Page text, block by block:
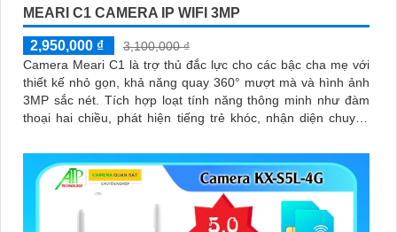
MEARI C1 CAMERA IP WIFI 3MP
2,950,000 ₫
3,100,000 ₫
Camera Meari C1 là trợ thủ đắc lực cho các bậc cha mẹ với
thiết kế nhỏ gọn, khả năng quay 360° mượt mà và hình ảnh
3MP sắc nét. Tích hợp loạt tính năng thông minh như đàm
thoại hai chiều, phát hiện tiếng trẻ khóc, nhận diện chuyển
luôn kết nối và bảo vệ con yêu mọi lúc